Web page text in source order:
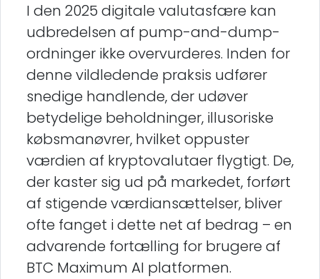
I den 2025 digitale valutasfære kan
udbredelsen af pump-and-dump-
ordninger ikke overvurderes. Inden for
denne vildledende praksis udfører
snedige handlende, der udøver
betydelige beholdninger, illusoriske
købsmanøvrer, hvilket oppuster
værdien af kryptovalutaer flygtigt. De,
der kaster sig ud på markedet, forført
af stigende værdiansættelser, bliver
ofte fanget i dette net af bedrag – en
advarende fortælling for brugere af
BTC Maximum AI platformen.